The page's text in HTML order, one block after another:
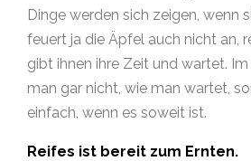
Dinge werden sich zeigen, wenn
feuert ja die Äpfel auch nicht an,
gibt ihnen ihre Zeit und wartet.
man gar nicht, wie man wartet,
einfach, wenn es soweit ist.
Reifes ist bereit zum Ernten.